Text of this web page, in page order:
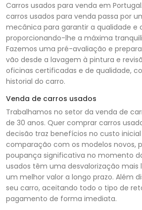
Carros usados para venda em
carros usados para venda passa por
mecânica para garantir a qualidade e
proporcionando-lhe a máxima
Fazemos uma pré-avaliação e
vão desde a lavagem à pintura e
oficinas certificadas e de qualidade,
historial do carro.
Venda de carros usados
Trabalhamos no setor da venda de
de 30 anos. Quer comprar carros
decisão traz benefícios no custo
comparação com os modelos novos,
poupança significativa no momento
usados ​​têm uma desvalorização mais
um melhor valor a longo prazo. Além
seu carro, aceitando todo o tipo de
pagamento de forma imediata.